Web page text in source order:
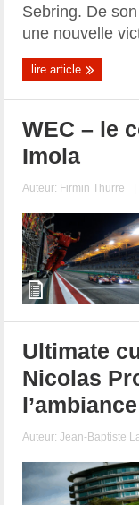
Sebring. De
une nouvelle
lire article
WEC – le
Imola
Auteur: Firmin Thurre |
Ultimate
Nicolas
Auteur:Jean-Baptiste